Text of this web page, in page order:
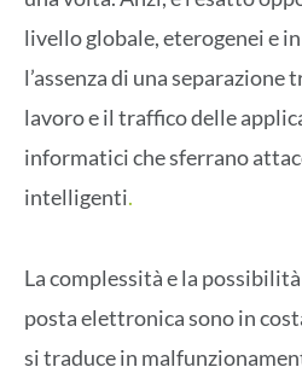
livello globale, eterogenei e
l’assenza di una
lavoro e il traffico delle
informatici che sferrano
intelligenti.
La complessità e la
posta elettronica sono in
si traduce in